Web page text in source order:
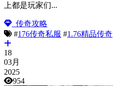
上都是玩家们...
传奇攻略
#176传奇私服 #1.76精品传奇
18
03月
2025
954